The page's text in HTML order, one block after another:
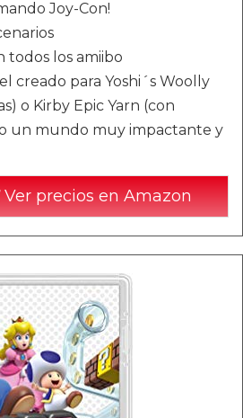
Joy-Con!
todos los amiibo
creado para Yoshi´s Woolly
o Kirby Epic Yarn (con
un mundo muy impactante y
Ver precios en Amazon